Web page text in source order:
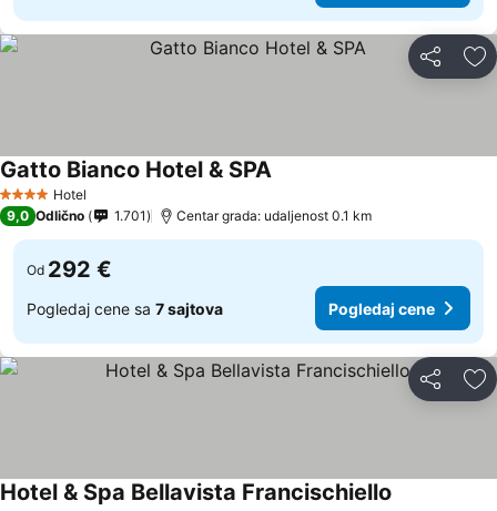
Deli
4 ZvezdiceHotel
Gatto Bianco Hotel & SPA
9,0 Odlično 1.701 Centar grada: udaljenost 0.1 km
Od 292 €
Pogledaj cene sa 7 sajtova Pogledaj cene
Deli
Hotel & Spa Bellavista Francischiello